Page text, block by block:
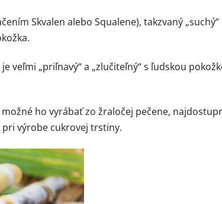
Skvalen alebo Squalene), takzvaný
veľmi „priľnavý“ a „zlučiteľný“ s ľudskou
ho vyrábať zo žraločej pečene,
pri výrobe cukrovej trstiny.